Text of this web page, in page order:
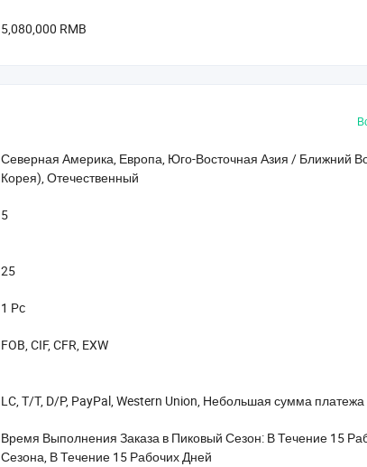
5,080,000 RMB
Северная Америка, Европа, Юго-Восточная Азия / Ближний
Корея), Отечественный
5
25
1 Pc
FOB, CIF, CFR, EXW
LC, T/T, D/P, PayPal, Western Union, Небольшая сумма платежа
Время Выполнения Заказа в Пиковый Сезон: В Течение 15
Сезона, В Течение 15 Рабочих Дней